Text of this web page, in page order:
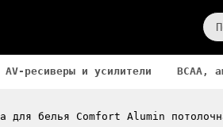
AV-ресиверы и усилители BCAA,
для белья Comfort Alumin